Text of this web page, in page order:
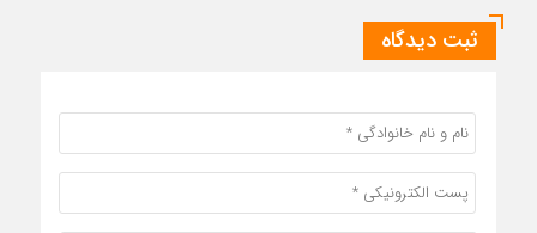
ثبت دیدگاه